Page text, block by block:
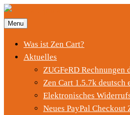
Menu
Was ist Zen Cart?
Aktuelles
ZUGFeRD Rechnungen
Zen Cart 1.5.7k deutsch
Elektronisches
Neues PayPal Checkout